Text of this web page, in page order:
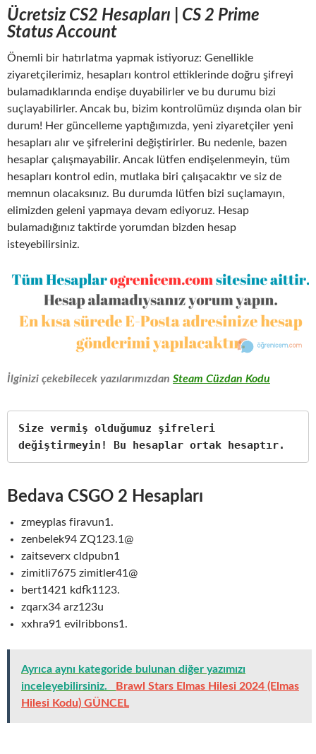
Ücretsiz CS2 Hesapları | CS 2 Prime
Status Account
Önemli bir hatırlatma yapmak istiyoruz: Genellikle
ziyaretçilerimiz, hesapları kontrol ettiklerinde doğru şifreyi
bulamadıklarında endişe duyabilirler ve bu durumu bizi
suçlayabilirler. Ancak bu, bizim kontrolümüz dışında olan bir
durum! Her güncelleme yaptığımızda, yeni ziyaretçiler yeni
hesapları alır ve şifrelerini değiştirirler. Bu nedenle, bazen
hesaplar çalışmayabilir. Ancak lütfen endişelenmeyin, tüm
hesapları kontrol edin, mutlaka biri çalışacaktır ve siz de
memnun olacaksınız. Bu durumda lütfen bizi suçlamayın,
elimizden geleni yapmaya devam ediyoruz. Hesap
bulamadığınız taktirde yorumdan bizden hesap
isteyebilirsiniz.
İlginizi çekebilecek yazılarımızdan Steam Cüzdan Kodu
Size vermiş olduğumuz şifreleri
değiştirmeyin! Bu hesaplar ortak hesaptır.
Bedava CSGO 2 Hesapları
zmeyplas firavun1.
zenbelek94 ZQ123.1@
zaitseverx cldpubn1
zimitli7675 zimitler41@
bert1421 kdfk1123.
zqarx34 arz123u
xxhra91 evilribbons1.
Ayrıca aynı kategoride bulunan diğer yazımızı
inceleyebilirsiniz.
Brawl Stars Elmas Hilesi 2024 (Elmas
Hilesi Kodu) GÜNCEL